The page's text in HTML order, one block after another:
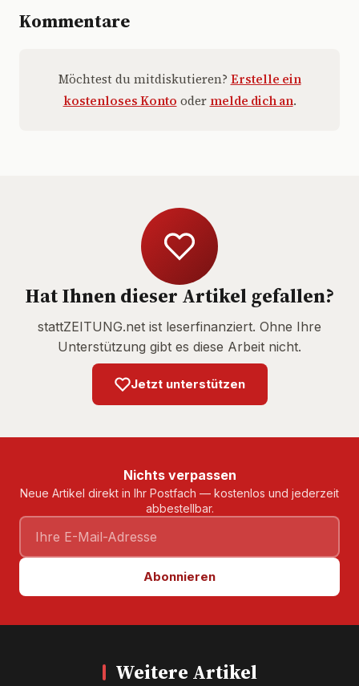
Kommentare
Möchtest du mitdiskutieren? Erstelle ein
kostenloses Konto oder melde dich an.
Hat Ihnen dieser Artikel gefallen?
stattZEITUNG.net ist leserfinanziert. Ohne Ihre
Unterstützung gibt es diese Arbeit nicht.
Jetzt unterstützen
Nichts verpassen
Neue Artikel direkt in Ihr Postfach — kostenlos und jederzeit
abbestellbar.
Abonnieren
Weitere Artikel